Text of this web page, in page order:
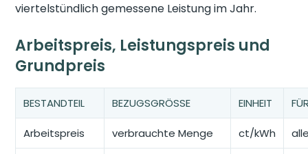
viertelstündlich gemessene Leistung im Jahr.
Arbeitspreis, Leistungspreis und
Grundpreis
BESTANDTEIL BEZUGSGRÖSSE EINHEIT
Arbeitspreis verbrauchte Menge ct/kWh